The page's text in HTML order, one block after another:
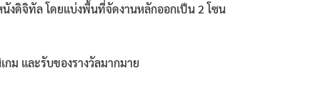
งดิจิทัล โดยแบ่งพื้นที่จัดงานหลักออกเป็น 2 โซน
ม และรับของรางวัลมากมาย